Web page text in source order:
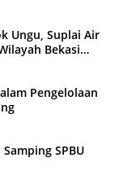
Ungu, Suplai Air
Bekasi
Pengelolaan
SPBU